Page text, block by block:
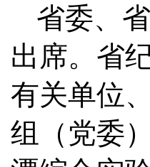
省委、
出席。省
有关单位
组（党委